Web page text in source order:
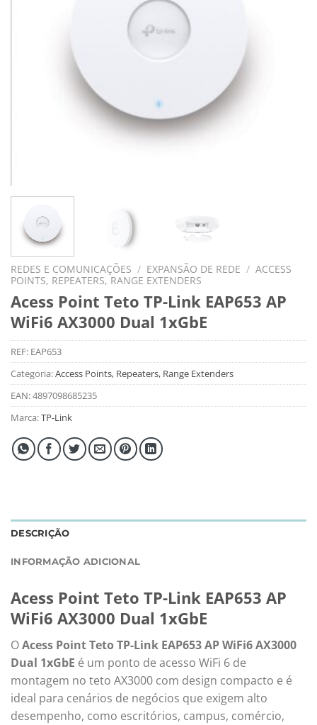
REDES E COMUNICAÇÕES / EXPANSÃO DE REDE / ACCESS
POINTS, REPEATERS, RANGE EXTENDERS
Acess Point Teto TP-Link EAP653 AP
WiFi6 AX3000 Dual 1xGbE
REF: EAP653
Categoria:Access Points, Repeaters, Range Extenders
EAN:4897098685235
Marca:TP-Link
DESCRIÇÃO
INFORMAÇÃO ADICIONAL
Acess Point Teto TP-Link EAP653 AP
WiFi6 AX3000 Dual 1xGbE
OAcess Point Teto TP-Link EAP653 AP WiFi6 AX3000
Dual 1xGbE é um ponto de acesso WiFi 6 de
montagem no teto AX3000 com design compacto e é
ideal para cenários de negócios que exigem alto
desempenho, como escritórios, campus, comércio,